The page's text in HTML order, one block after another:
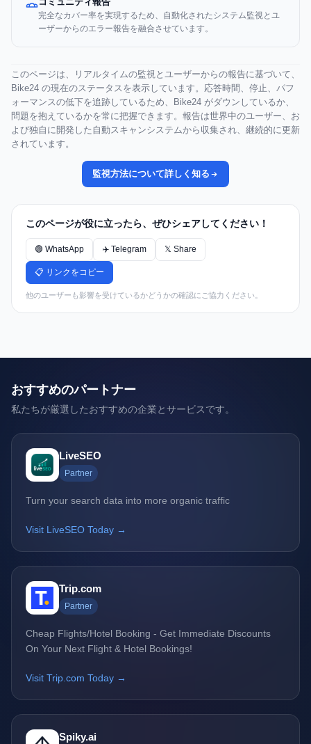
完全なカバー率を実現するため、自動化されたシステム監視とユ
ーザーからのエラー報告を融合させています。
このページは、リアルタイムの監視とユーザーからの報告に基づいて、
Bike24 の現在のステータスを表示しています。応答時間、停止、パフ
ォーマンスの低下を追跡しているため、Bike24 がダウンしているか、
問題を抱えているかを常に把握できます。報告は世界中のユーザー、お
よび独自に開発した自動スキャンシステムから収集され、継続的に更新
されています。
監視方法について詳しく知る
このページが役に立ったら、ぜひシェアしてください！
🟢 WhatsApp ✈️ Telegram 𝕏 Share
📋 リンクをコピー
他のユーザーも影響を受けているかどうかの確認にご協力ください。
おすすめのパートナー
私たちが厳選したおすすめの企業とサービスです。
LiveSEO
Partner
Turn your search data into more organic traffic
Visit LiveSEO Today →
Trip.com
Partner
Cheap Flights/Hotel Booking - Get Immediate Discounts
On Your Next Flight & Hotel Bookings!
Visit Trip.com Today →
Spiky.ai